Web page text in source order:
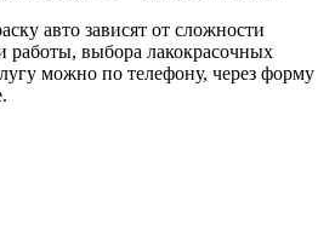
авто зависят от сложности
работы, выбора лакокрасочных
можно по телефону, через форму